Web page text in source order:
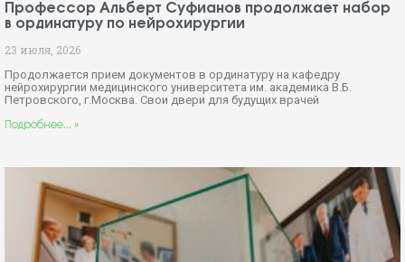
Профессор Альберт Суфианов продолжает набор
в ординатуру по нейрохирургии
23 июля, 2026
Продолжается прием документов в ординатуру на кафедру
нейрохирургии медицинского университета им. академика В.Б.
Петровского, г.Москва. Свои двери для будущих врачей
Подробнее... »